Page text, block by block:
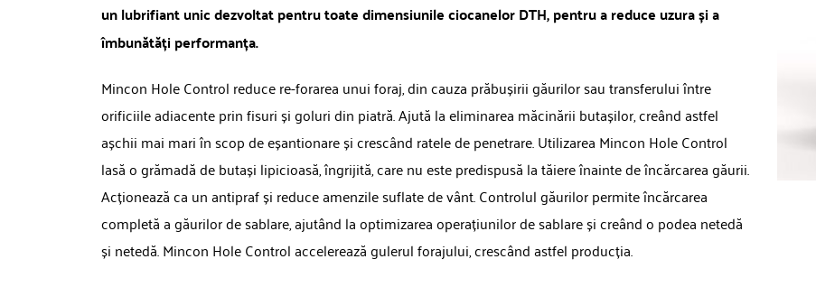
un lubrifiant unic dezvoltat pentru toate dimensiunile ciocanelor DTH, pentru a reduce uzura și a
îmbunătăți performanța.
Mincon Hole Control reduce re-forarea unui foraj, din cauza prăbușirii găurilor sau transferului între
orificiile adiacente prin fisuri și goluri din piatră. Ajută la eliminarea măcinării butașilor, creând astfel
așchii mai mari în scop de eșantionare și crescând ratele de penetrare. Utilizarea Mincon Hole Control
lasă o grămadă de butași lipicioasă, îngrijită, care nu este predispusă la tăiere înainte de încărcarea găurii.
Acționează ca un antipraf și reduce amenzile suflate de vânt. Controlul găurilor permite încărcarea
completă a găurilor de sablare, ajutând la optimizarea operațiunilor de sablare și creând o podea netedă
și netedă. Mincon Hole Control accelerează gulerul forajului, crescând astfel producția.